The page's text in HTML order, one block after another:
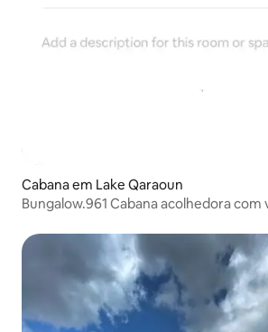
Cabana em Lake Qaraoun
Bungalow.961 Cabana acolhedora com